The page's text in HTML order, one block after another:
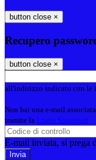
button close ×
Recupero
button close ×
all'indirizzo indicato con le
Non hai una e-mail
tramite la
E-mail inviata, si prega